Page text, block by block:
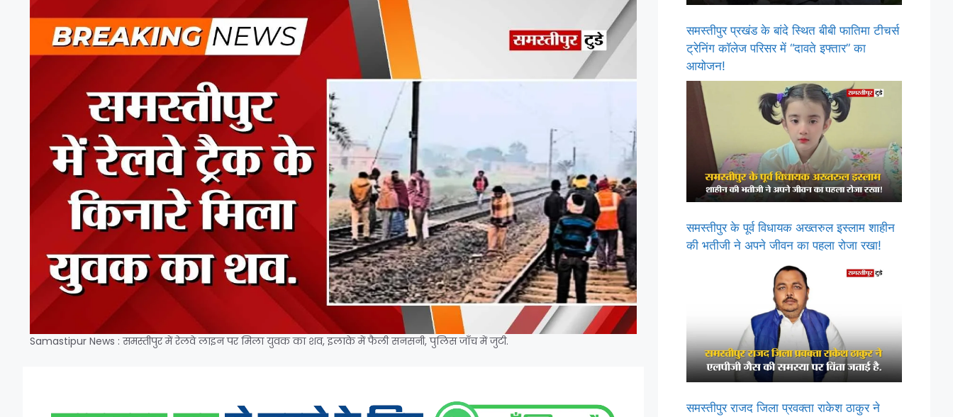
Samastipur News : समस्तीपुर में रेलवे लाइन पर मिला युवक का शव, इलाके में फैली सनसनी, पुलिस जाँच में जुटी.
समस्तीपुर प्रखंड के बांदे स्थित बीबी फातिमा टीचर्स
ट्रेनिंग कॉलेज परिसर में “दावते इफ्तार” का
आयोजन!
समस्तीपुर के पूर्व विधायक अख्तरुल इस्लाम शाहीन
की भतीजी ने अपने जीवन का पहला रोजा रखा!
समस्तीपुर राजद जिला प्रवक्ता राकेश ठाकुर ने